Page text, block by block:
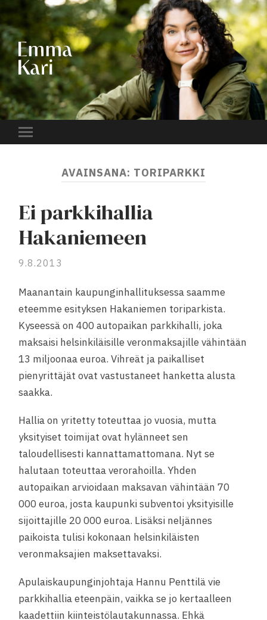
EMMA
KARI
Toggle
AVAINSANA: TORIPARKKI
Ei parkkihallia
Hakaniemeen
9.8.2013
Maanantain kaupunginhallituksessa saamme
eteemme esityksen Ha­ka­nie­men­ toriparkista.
Kyseessä on 400 au­to­pai­kan parkkihalli, joka
maksaisi helsinkiläisille veronmaksajille vähintään
13 miljoonaa euroa. Vihreät ja paikalliset
pienyrittäjät ovat vastustaneet hanketta alusta
saakka.
Hallia on yritetty toteuttaa jo vuosia, mutta
yksityiset toimijat ovat hylänneet sen
taloudellisesti kannattamattomana. Nyt se
halutaan toteuttaa verorahoilla. Yhden
autopaikan arvioidaan maksavan vähintään 70
000 euroa, josta kaupunki subventoi yksityisille
sijoittajille 20 000 euroa. Lisäksi neljännes
paikoista tulisi kokonaan helsinkiläisten
veronmaksajien maksettavaksi.
Apulaiskaupunginjohtaja Hannu Penttilä vie
parkkihallia eteenpäin, vaikka se jo kertaalleen
kaadettiin kiinteistölautakunnassa. Ehkä